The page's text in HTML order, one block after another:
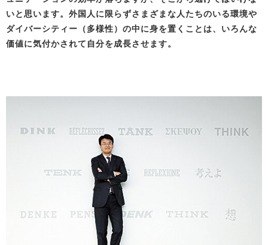
いと思います。外国人に限らずさまざまな人たちのいる環境や
ダイバーシティー（多様性）の中に身を置くことは、いろんな
価値に気付かされて自分を成長させます。